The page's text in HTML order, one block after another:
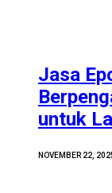
Jasa
untuk
NOVEMBER 22,